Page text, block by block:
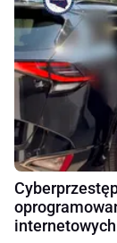
internetowych